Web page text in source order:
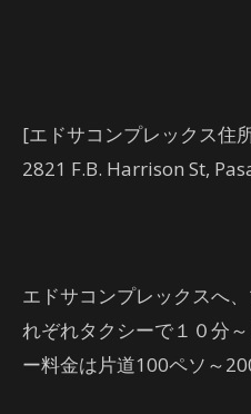
[エドサコンプレックス住
2821 F.B. Harrison St,
エドサコンプレックスへ
れぞれタクシーで１０分
ー料金は片道100ペソ～